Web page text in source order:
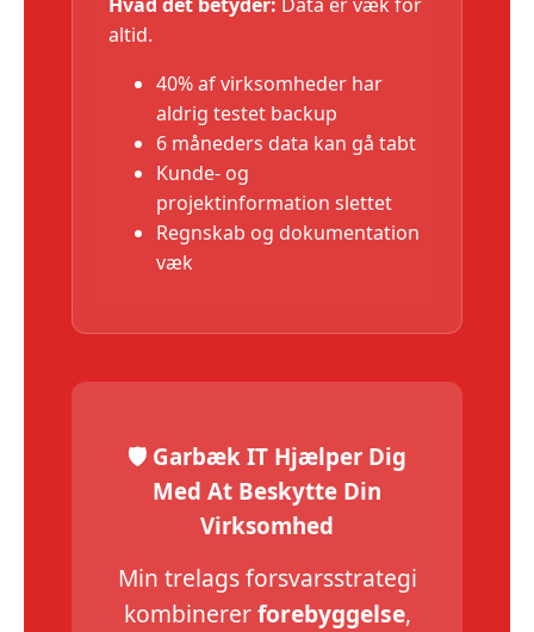
altid.
40% af virksomheder har
aldrig testet backup
6 måneders data kan gå tabt
Kunde- og
projektinformation slettet
Regnskab og dokumentation
væk
🛡️ Garbæk IT Hjælper Dig
Med At Beskytte Din
Virksomhed
Min trelags forsvarsstrategi
kombinererforebyggelse,